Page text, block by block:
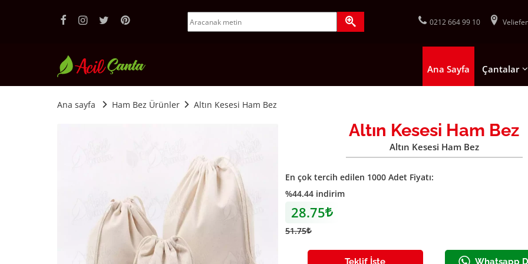
facebook hesabımız (yeni sayfada açılır)
instagram hesabımız (yeni sayfada açılır)
twitter hesabımız (yeni sayfada açılır)
pinterest hesabımız (yeni sayfada açılır) site içerisinde ürün arama formu
aranacak metin aramak için tıklayın Bizi aramak için tıklayın:
0212 664 99 10
Ana Sayfa Çantalar
Laptop
Kanvas
Ana sayfa Ham Bez Ürünler Altın Kesesi Ham Bez
Altın Kesesi Ham Bez
Altın Kesesi Ham Bez
En çok tercih edilen 1000 Adet Fiyatı:
%44.44 indirim
28.75
51.75 Lira
Teklif İste Whatsapp